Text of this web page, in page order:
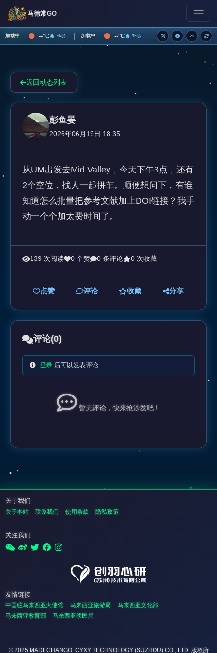
马德常GO
加载中... --°C --% -- | 加载中... --°C --% --
返回动态列表
彭鱼晏
2026年06月19日 18:35
从UM出发去Mid Valley，今天下午3点，还有
2个空位，找人一起拼车。顺便想问下，有谁
知道怎么批量把参考文献加上DOI链接？我手
动一个个加太费时间了。
139 次阅读 0 个赞 0 条评论 0 次收藏
点赞 评论 收藏 分享
评论(0)
登录后可以发表评论
暂无评论，快来抢沙发吧！
关于我们
关于本站 联系我们 使用条款 隐私政策
关注我们
友情链接
中国驻马来西亚大使馆 马来西亚旅游局
马来西亚文化部
马来西亚教育部
马来西亚移民局
© 2025 MADECHANGO. CYXY TECHNOLOGY (SUZHOU) CO., LTD. 版权所